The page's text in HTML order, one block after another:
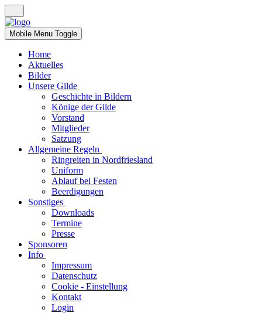
Mobile Menu Toggle
Home
Aktuelles
Bilder
Unsere Gilde
Geschichte in Bildern
Könige der Gilde
Vorstand
Mitglieder
Satzung
Allgemeine Regeln
Ringreiten in Nordfriesland
Uniform
Ablauf bei Festen
Beerdigungen
Sonstiges
Downloads
Termine
Presse
Sponsoren
Info
Impressum
Datenschutz
Cookie - Einstellung
Kontakt
Login